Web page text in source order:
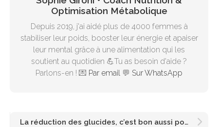
Optimisation Métabolique
Depuis 2019, j'ai aidé plus de 4000 femmes à
stabiliser leur poids, booster leur énergie et apaiser
leur mental grâce à une alimentation qui les
soutient au quotidien 💪Tu as besoin d'aide ?
Parlons-en ! 💌 Par email 💬 Sur WhatsApp
La réduction des glucides, c’est bon aussi pour ton cerveau 🧠